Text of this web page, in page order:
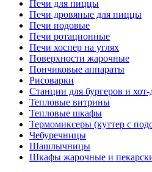
Печи для пиццы
Печи дровяные для пиццы
Печи подовые
Печи ротационные
Печи хоспер на углях
Поверхности жарочные
Пончиковые аппараты
Рисоварки
Станции для бургеров и хот-
Тепловые витрины
Тепловые шкафы
Термомиксеры (куттер с
Чебуречницы
Шашлычницы
Шкафы жарочные и